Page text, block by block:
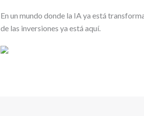
En un mundo donde la IA ya está
de las inversiones ya está aquí.